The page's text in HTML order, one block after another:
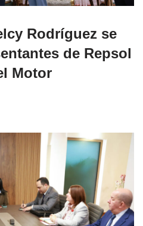
Rodríguez se
de Repsol
Motor